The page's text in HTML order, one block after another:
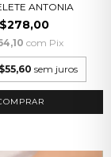
ANTONIA
com Pix
sem juros